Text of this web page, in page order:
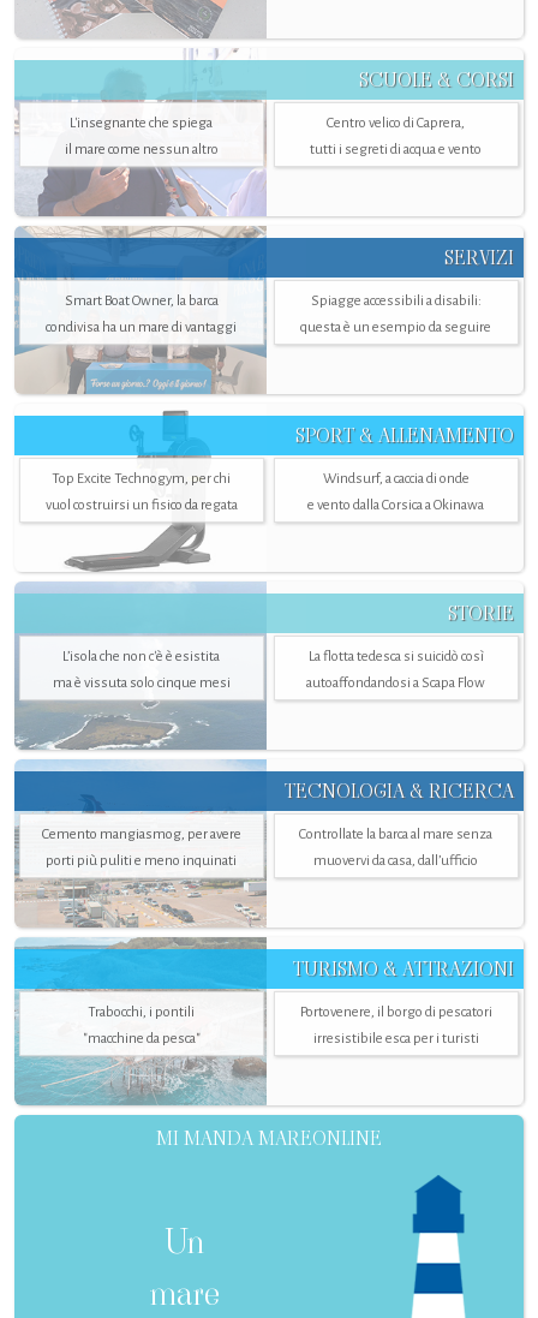
SCUOLE & CORSI
L'insegnante che spiega
il mare come nessun altro
Centro velico di Caprera,
tutti i segreti di acqua e vento
SERVIZI
Smart Boat Owner, la barca
condivisa ha un mare di vantaggi
Spiagge accessibili a disabili:
questa è un esempio da seguire
SPORT & ALLENAMENTO
Top Excite Technogym, per chi
vuol costruirsi un fisico da regata
Windsurf, a caccia di onde
e vento dalla Corsica a Okinawa
STORIE
L’isola che non c'è è esistita
ma è vissuta solo cinque mesi
La flotta tedesca si suicidò così
autoaffondandosi a Scapa Flow
TECNOLOGIA & RICERCA
Cemento mangiasmog, per avere
porti più puliti e meno inquinati
Controllate la barca al mare senza
muovervi da casa, dall’ufficio
TURISMO & ATTRAZIONI
Trabocchi, i pontili
"macchine da pesca"
Portovenere, il borgo di pescatori
irresistibile esca per i turisti
MI MANDA MAREONLINE
Un
mare